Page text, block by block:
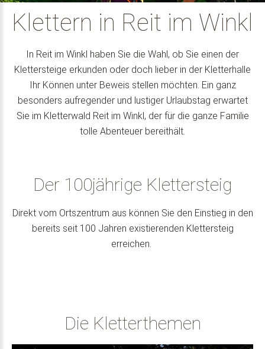
Klettern in Reit im Winkl
In Reit im Winkl haben Sie die Wahl, ob Sie einen der
Klettersteige erkunden oder doch lieber in der Kletterhalle
Ihr Können unter Beweis stellen möchten. Ein ganz
besonders aufregender und lustiger Urlaubstag erwartet
Sie im Kletterwald Reit im Winkl, der für die ganze Familie
tolle Abenteuer bereithält.
Der 100jährige Klettersteig
Direkt vom Ortszentrum aus können Sie den Einstieg in den
bereits seit 100 Jahren existierenden Klettersteig
erreichen.
Die Kletterthemen